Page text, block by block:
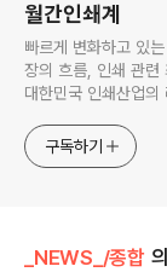
월간인쇄계
빠르게 변화하고 있
장의 흐름, 인쇄 관련
대한민국 인쇄산업의
구독하기
_NEWS_/종합